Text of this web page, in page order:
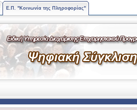
Ε.Π. "Κοινωνία της Πληροφορίας"